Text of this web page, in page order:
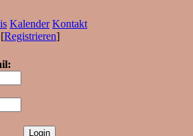
Kalender Kontakt
[Registrieren]